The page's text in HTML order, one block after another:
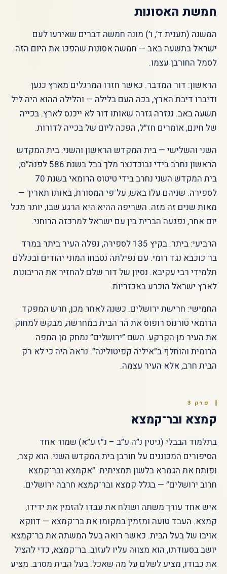
חמשת האסונות
המשנה (תענית ד׳, ו׳) מונה חמשה דברים שאירעו לעם
ישראל בתשעה באב — חמשה אסונות שהפכו את היום הזה
לסמל החורבן עצמו.
הראשון: דור המדבר. כאשר חזרו המרגלים מארץ כנען
ודיברו דיבת הארץ, בכה העם בלילה — והלילה ההוא היה ליל
תשעה באב. נגזרה גזרה שאותו דור לא ייכנס לארץ. בכייה
של חינם, אומרים חז״ל, הפכה ליום של בכייה לדורות.
השני והשלישי — בית המקדש הראשון והשני. בית המקדש
הראשון נחרב בידי נבוכדנצר מלך בבל בשנת 586 לפנה״ס;
בית המקדש השני נחרב בידי טיטוס הרומאי בשנת 70
לספירה. שניהם עלו באש, על־פי המסורת, באותו תאריך —
מאות שנים זה מזה. השריפה ההיא היא הרגע שבו, יותר מכל
יום אחר, נפגעה הברית בין עם ישראל למרכזה הרוחני.
הרביעי: ביתר. בקיץ 135 לספירה, נפלה העיר ביתר במרד
בר־כוכבא נגד רומי. עם נפילתה נטבחו המוני יהודים ובכללם
תלמידי רבי עקיבא. נסיון של דור שלם להחזיר את הריבונות
לארץ ישראל הוכרע באכזריות.
החמישי: חרישת ירושלים. כשנה לאחר מכן, חרש המפקד
הרומאי טורנוס רופוס את הר הבית במחרשה, מבקש למחוק
את העיר מן הקרקע. השם ״ירושלים״ נמחק מן המפה
הרומית והוחלף ב״איליה קפיטולינה״. נראה היה כי לא רק
הבית חרב, אלא העיר עצמה.
פרק 3
קמצא ובר־קמצא
בתלמוד הבבלי (גיטין נ״ה ע״ב – נ״ז ע״א) שמור אחד
הסיפורים המכוננים על חורבן בית המקדש השני. הוא קצר,
ופותח את הגמרא בלשון תמציתית: ״אקמצא ובר־קמצא
חרוב ירושלים״ — בגלל קמצא ובר־קמצא חרבה ירושלים.
איש אחד עורך משתה ושולח את עבדו להזמין את ידידו,
קמצא. העבד טועה ומזמין במקומו את בר־קמצא — דווקא
אויבו של בעל הבית. כאשר רואה בעל המשתה את בר־קמצא
יושב בסעודתו, הוא מצווה עליו לעזוב. בר־קמצא, כדי להציל
את כבודו, מציע לשלם על מה שאכל. בעל הבית מסרב. מציע